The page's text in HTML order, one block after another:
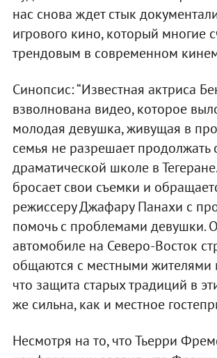
нас снова ждет стык
игрового кино, который многие
трендовым в современном
Синопсис: “Известная актриса
взволнована видео, которое
молодая девушка, живущая в
семья не разрешает продолжать
драматической школе в
бросает свои съемки и
режиссеру Джафару Панахи с
помочь с проблемами девушки.
автомобиле на Северо-Восток
общаются с местными жителями
что защита старых традиций в
же сильна, как и местное
Несмотря на то, что Тьерри